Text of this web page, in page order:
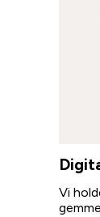
Vi